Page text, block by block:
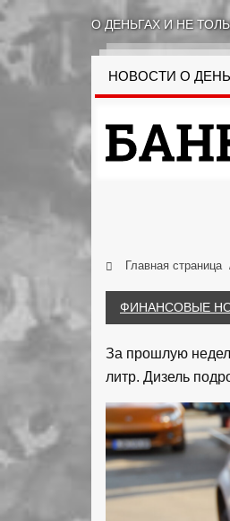
О ДЕНЬГАХ И НЕ
НОВОСТИ О
Главная страница
ФИНАНСОВЫЕ
За прошлую
литр. Дизель